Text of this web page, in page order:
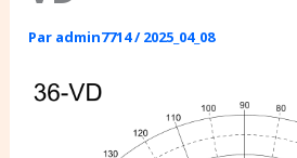
Par admin7714/2025_04_08